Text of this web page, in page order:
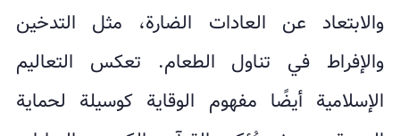
والابتعاد عن العادات الضارة، مثل التدخين
والإفراط في تناول الطعام. تعكس التعاليم
الإسلامية أيضًا مفهوم الوقاية كوسيلة لحماية